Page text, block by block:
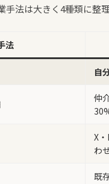
手法は大きく4種類に整理
法
自
仲
X
わ
既